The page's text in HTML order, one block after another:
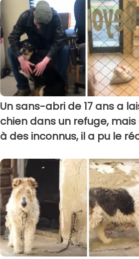
Un sans-abri de 17 ans a
chien dans un refuge,
à des inconnus, il a pu le